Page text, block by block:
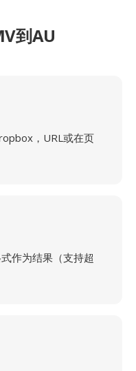
到AU
，URL或在页
作为结果（支持超